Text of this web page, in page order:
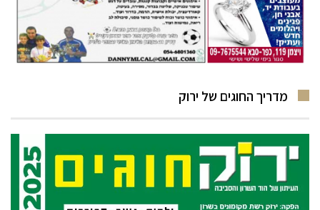
מדריך החוגים של ירוק